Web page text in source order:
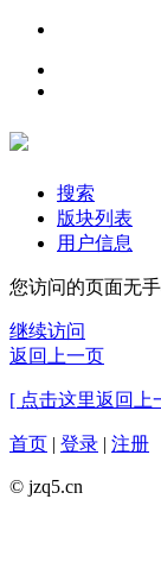
搜索
版块列表
用户信息
您访问的页面无
继续访问
返回上一页
[ 点击这里返回上
首页 | 登录 | 注册
© jzq5.cn